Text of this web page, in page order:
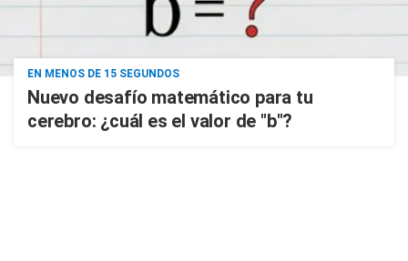
EN MENOS DE 15 SEGUNDOS
Nuevo desafío matemático para tu
cerebro: ¿cuál es el valor de "b"?